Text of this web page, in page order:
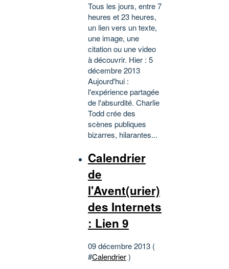
Tous les jours, entre 7
heures et 23 heures,
un lien vers un texte,
une image, une
citation ou une video
à découvrir. Hier : 5
décembre 2013
Aujourd'hui :
l'expérience partagée
de l'absurdité. Charlie
Todd crée des
scènes publiques
bizarres, hilarantes...
Calendrier
de
l'Avent(urier)
des Internets
: Lien 9
09 décembre 2013 (
#Calendrier)